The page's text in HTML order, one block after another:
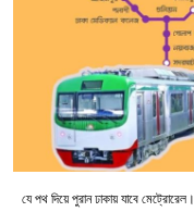
যে পথ দিয়ে পুরান ঢাকায় যাবে মেট্রোরেল।